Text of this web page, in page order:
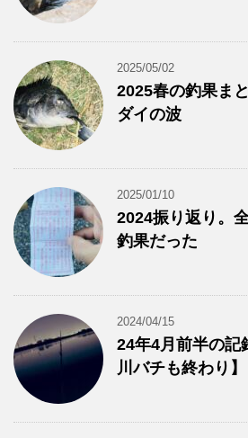
2025/05/02
2025春の釣果ま
ダイの波
2025/01/10
2024振り返り。
釣果だった
2024/04/15
24年4月前半の記
川バチも終わり】